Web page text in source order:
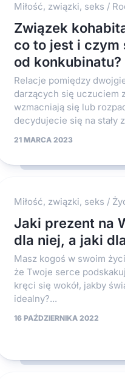
Miłość, związki, seks /
Związek
co to jest i czym
od konkubinatu?
Relacje pomiędzy
darzących się uczuciem
wzmacniają się lub
decydujecie się na stały
21 MARCA 2023
Miłość, związki, seks /
Jaki prezent na
dla niej, a jaki
Masz kogoś w swoim
że Twoje serce
kręci się wokół, jakby
idealny?...
16 PAŹDZIERNIKA 2022